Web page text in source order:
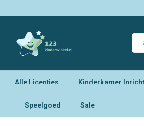
Alle Licenties Kinderkamer
Speelgoed Sale